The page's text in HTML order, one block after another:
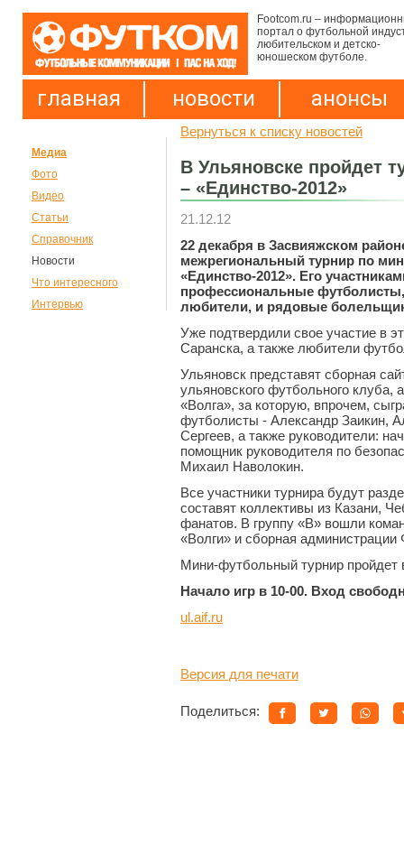
Footcom.ru –
портал о футбольной
любительском и детско-
юношеском футболе.
главная новости анонсы
Медиа
Фото
Видео
Статьи
Справочник
Новости
Что интересного
Интервью
Вернуться к списку новостей
В Ульяновске пройдет
– «Единство-2012»
21.12.12
22 декабря в Засвияжском
межрегиональный турнир по
«Единство-2012». Его
профессиональные
любители, и рядовые
Уже подтвердили свое участие в
Саранска, а также любители
Ульяновск представят сборная
ульяновского футбольного
«Волга», за которую, впрочем,
футболисты - Александр Заикин,
Сергеев, а также руководители:
помощник руководителя по
Михаил Наволокин.
Все участники турнира будут
составят коллективы из Казани,
фанатов. В группу «В» вошли
«Волги» и сборная администрации
Мини-футбольный турнир пройдет
Начало игр в 10-00. Вход
ul.aif.ru
Версия для печати
Поделиться: